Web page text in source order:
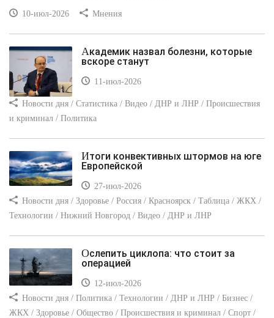
10-июл-2026 Мнения
Академик назвал болезни, которые
вскоре станут
11-июл-2026
Новости дня / Статистика / Видео / ДНР и ЛНР / Происшествия
и криминал / Политика
Итоги конвективных штормов на юге
Европейской
27-июл-2026
Новости дня / Здоровье / Россия / Красноярск / Таблица / ЖКХ /
Технологии / Нижний Новгород / Видео / ДНР и ЛНР
Ослепить циклопа: что стоит за
операцией
12-июл-2026
Новости дня / Политика / Технологии / ДНР и ЛНР / Бизнес /
ЖКХ / Здоровье / Общество / Происшествия и криминал / Спорт /